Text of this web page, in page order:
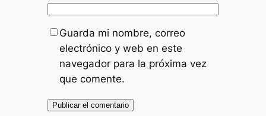
Guarda mi nombre, correo
electrónico y web en este
navegador para la próxima vez
que comente.